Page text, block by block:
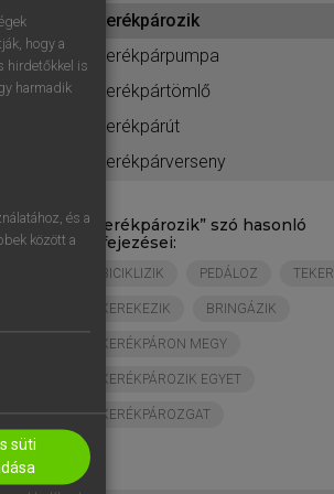
kerékpározik
kerékpárpumpa
kerékpártömlő
kerékpárút
kerékpárverseny
„ kerékpározik” szó hasonló
kifejezései:
BICIKLIZIK PEDÁLOZ TEKER
KEREKEZIK BRINGÁZIK
KERÉKPÁRON MEGY
KERÉKPÁROZIK EGYET
KERÉKPÁROZGAT
hogy a
hirdetőkkel is
harmadik
és a
között a
süti